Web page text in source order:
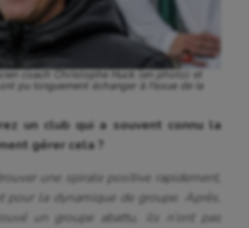
coach Christophe Huck (en photo) et
pu longuement échanger à l’issue de la
un club qui a souvent connu la
gérer cela ?
une spirale positive rapidement,
pour la dynamique de groupe. Après,
un groupe abattu, ils n’ont pas